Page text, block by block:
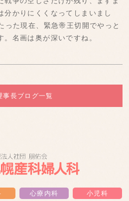
分かりにくくなってしまいまし
った現在、緊急帝王切開でやっと
名画は奥が深いですね。
事長ブログ一覧
心療内科 小児科